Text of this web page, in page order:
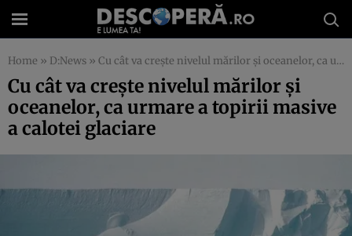
Home » D:News » Cu cât va creşte nivelul mărilor şi oceanelor, ca urmare a topirii masive a calotei glaciare
Cu cât va creşte nivelul mărilor şi
oceanelor, ca urmare a topirii masive
a calotei glaciare